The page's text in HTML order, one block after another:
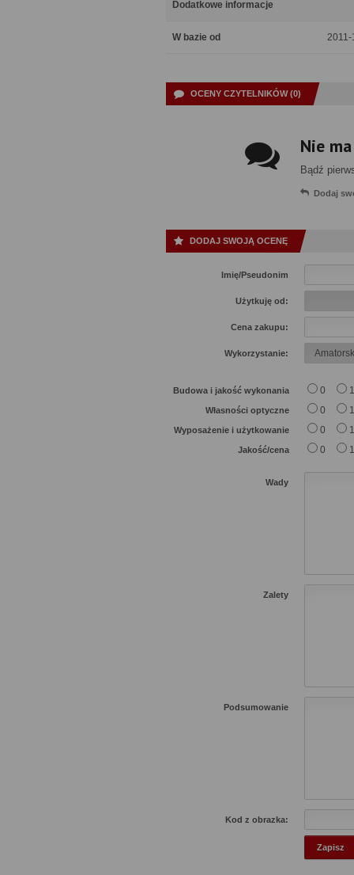
Dodatkowe informacje
W bazie od 2011-
OCENY CZYTELNIKÓW (0)
Nie
Bądź
Dodaj
DODAJ SWOJĄ OCENĘ
Imię/Pseudonim
Użytkuję od:
Cena zakupu:
Wykorzystanie:
Budowa i jakość wykonania 0 1
Własności optyczne 0 1
Wyposażenie i użytkowanie 0 1
Jakość/cena 0 1
Wady
Zalety
Podsumowanie
Kod z obrazka: